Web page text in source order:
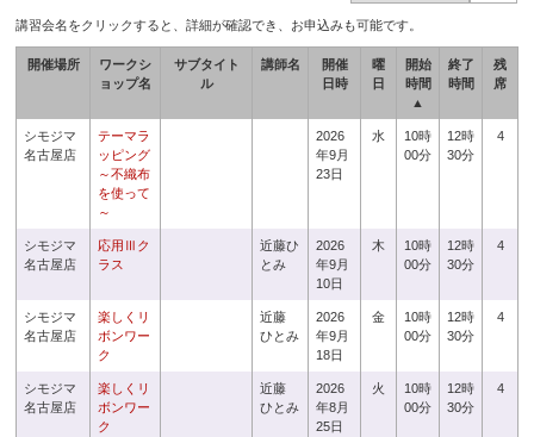
講習会名をクリックすると、詳細が確認でき、お申込みも可能です。
開催場所
ワークシ
ョップ名
サブタイト
ル
講師名
開催
日時
曜
日
開始
時間
▲
終了
時間
残
席
シモジマ
名古屋店
テーマラ
ッピング
～不織布
を使って
～
2026
年9月
23日
水
10時
00分
12時
30分
4
シモジマ
名古屋店
応用Ⅲク
ラス
近藤ひ
とみ
2026
年9月
10日
木
10時
00分
12時
30分
4
シモジマ
名古屋店
楽しくリ
ボンワー
ク
近藤
ひとみ
2026
年9月
18日
金
10時
00分
12時
30分
4
シモジマ
名古屋店
楽しくリ
ボンワー
ク
近藤
ひとみ
2026
年8月
25日
火
10時
00分
12時
30分
4